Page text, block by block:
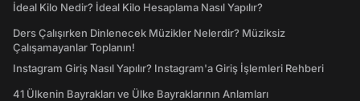
İdeal Kilo Nedir? İdeal Kilo Hesaplama Nasıl Yapılır?
Ders Çalışırken Dinlenecek Müzikler Nelerdir? Müziksiz
Çalışamayanlar Toplanın!
Instagram Giriş Nasıl Yapılır? Instagram'a Giriş İşlemleri Rehberi
41 Ülkenin Bayrakları ve Ülke Bayraklarının Anlamları